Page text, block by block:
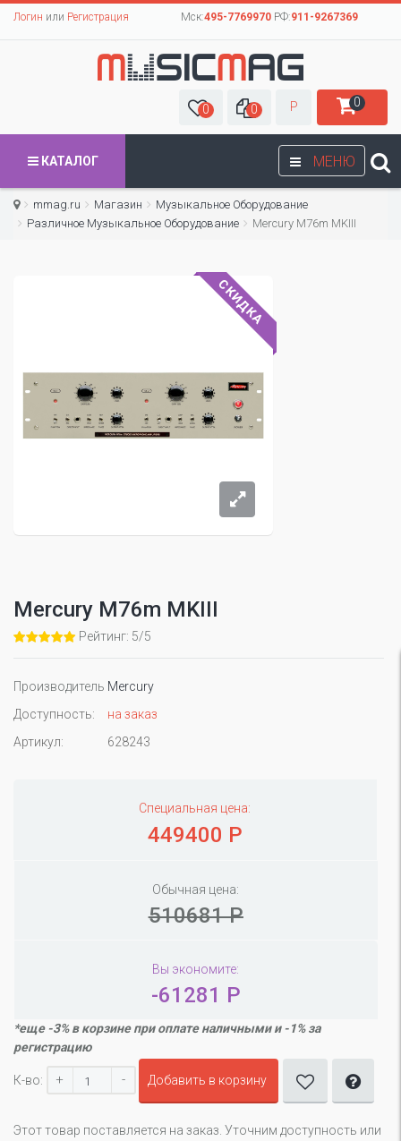
Логин или Регистрация Мск:495-7769970РФ:911-9267369
0 0 Р 0
МЕНЮ
КАТАЛОГ
mmag.ru Магазин
Музыкальное Оборудование
Различное Музыкальное Оборудование
Mercury M76m MKIII
СКИДКА
Mercury M76m MKIII
Рейтинг: 5/5
Производитель Mercury
Доступность:
на заказ
Артикул:
628243
Специальная цена:
449400 Р
Обычная цена:
510681 Р
Вы экономите:
-61281 Р
*еще -3% в корзине при оплате наличными и -1% за
регистрацию
К-во: + - Добавить в корзину
Этот товар поставляется на заказ. Уточним доступность или